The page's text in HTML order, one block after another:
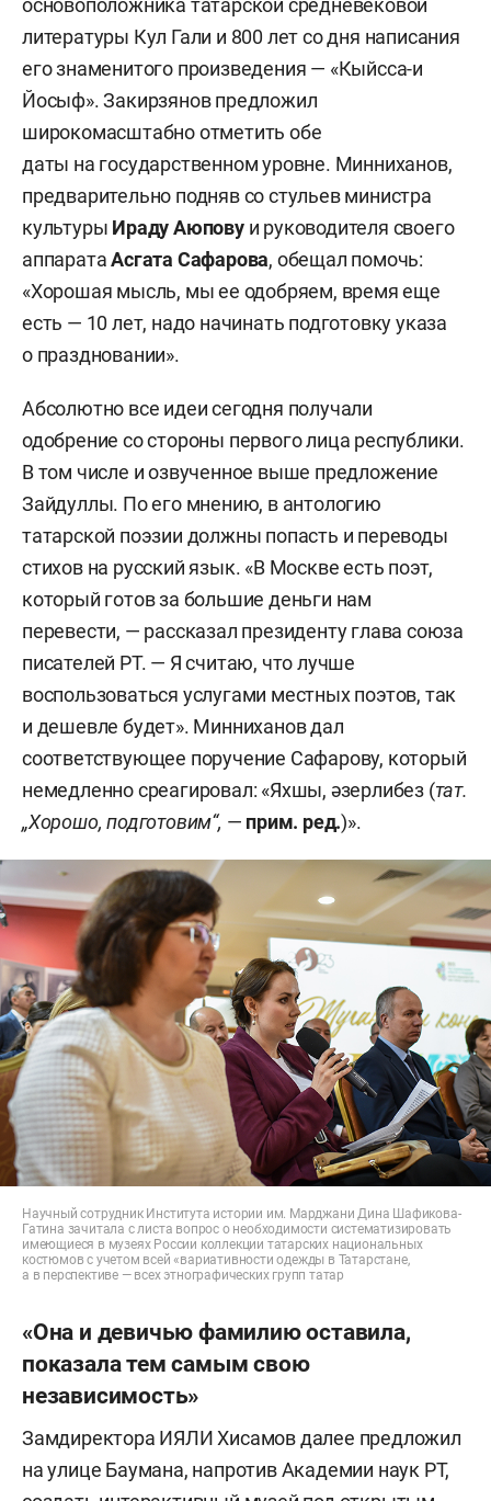
литературы Кул Гали и 800 лет со дня написания
его знаменитого произведения — «Кыйсса-и
Йосыф». Закирзянов предложил
широкомасштабно отметить обе
даты на государственном уровне. Минниханов,
предварительно подняв со стульев министра
культуры Ираду Аюповуи руководителя своего
аппаратаАсгата Сафарова, обещал помочь:
«Хорошая мысль, мы ее одобряем, время еще
есть — 10 лет, надо начинать подготовку указа
о праздновании».
Абсолютно все идеи сегодня получали
одобрение со стороны первого лица республики.
В том числе и озвученное выше предложение
Зайдуллы. По его мнению, в антологию
татарской поэзии должны попасть и переводы
стихов на русский язык. «В Москве есть поэт,
который готов за большие деньги нам
перевести, — рассказал президенту глава союза
писателей РТ. — Я считаю, что лучше
воспользоваться услугами местных поэтов, так
и дешевле будет». Минниханов дал
соответствующее поручение Сафарову, который
немедленно среагировал: «Яхшы, әзерлибез (тат.
„Хорошо, подготовим“, — прим. ред.)».
Научный сотрудник Института истории им. Марджани Дина Шафикова-
Гатина зачитала с листа вопрос о необходимости систематизировать
имеющиеся в музеях России коллекции татарских национальных
костюмов с учетом всей «вариативности одежды в Татарстане,
а в перспективе — всех этнографических групп татар
«Она и девичью фамилию оставила,
показала тем самым свою
независимость»
Замдиректора ИЯЛИ Хисамов далее предложил
на улице Баумана, напротив Академии наук РТ,